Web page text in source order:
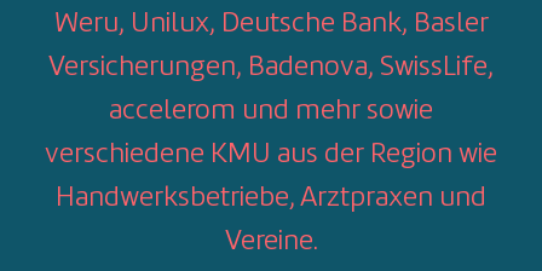
Weru, Unilux, Deutsche Bank, Basler
Versicherungen, Badenova, SwissLife,
accelerom und mehr sowie
verschiedene KMU aus der Region wie
Handwerksbetriebe, Arztpraxen und
Vereine.